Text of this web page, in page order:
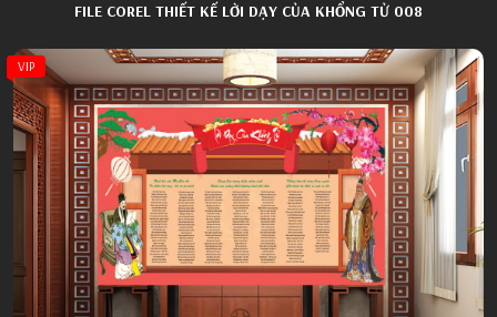
FILE COREL THIẾT KẾ LỜI DẠY CỦA KHỔNG TỬ 008
VIP